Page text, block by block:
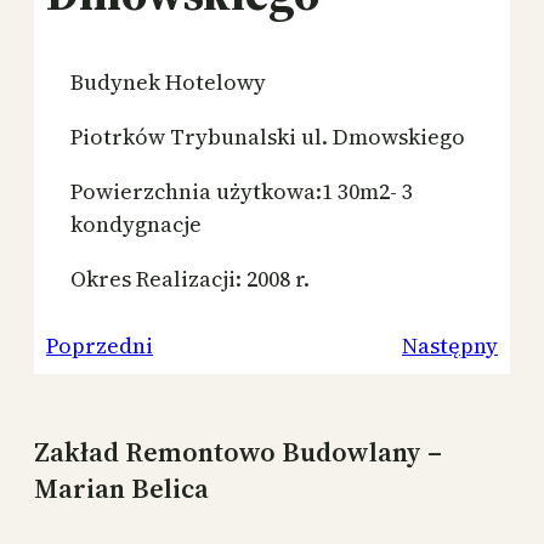
Budynek Hotelowy
Piotrków Trybunalski ul. Dmowskiego
Powierzchnia użytkowa:1 30m2- 3
kondygnacje
Okres Realizacji: 2008 r.
Poprzedni Następny
Zakład Remontowo Budowlany –
Marian Belica